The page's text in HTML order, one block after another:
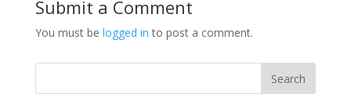
Submit a Comment
You must be logged in to post a comment.